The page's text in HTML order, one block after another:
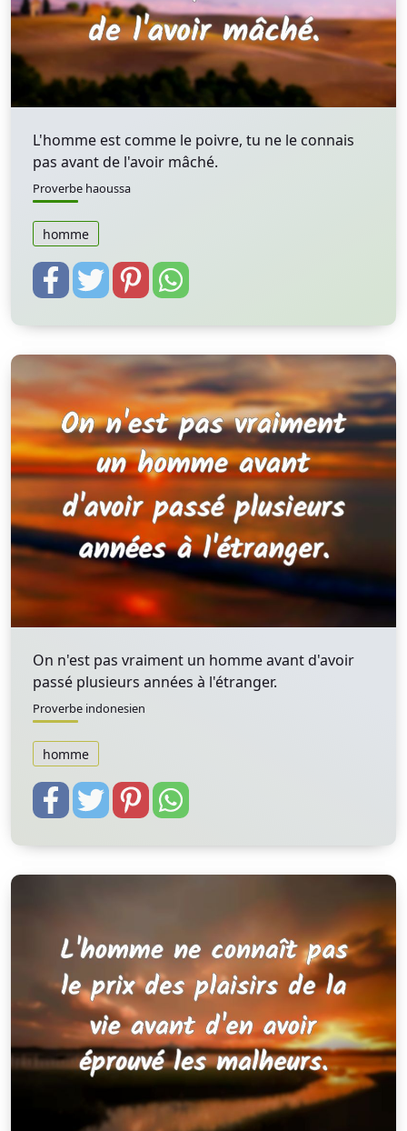
L'homme est comme le poivre, tu ne le connais
pas avant de l'avoir mâché.
Proverbe haoussa
homme
On n'est pas vraiment un homme avant d'avoir
passé plusieurs années à l'étranger.
Proverbe indonesien
homme